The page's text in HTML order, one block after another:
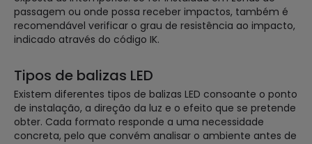
passagem ou onde possa receber impactos, também é
recomendável verificar o grau de resistência ao impacto,
indicado através do código IK.
Tipos de balizas LED
Existem diferentes tipos de balizas LED consoante o ponto
de instalação, a direção da luz e o efeito que se pretende
obter. Cada formato responde a uma necessidade
concreta, pelo que convém analisar o ambiente antes de